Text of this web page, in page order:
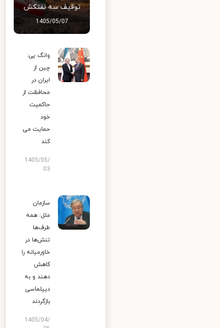
توقیف سه نفتکش
1405/05/07
وانگ یی:
چین از
ایران در
محافظت از
حاکمیت
خود
حمایت می
کند
1405/05/
03
سازمان
ملل: همه
طرف‌ها
تنش‌ها در
خاورمیانه را
کاهش
دهند و به
دیپلماسی
بازگردند
1405/04/